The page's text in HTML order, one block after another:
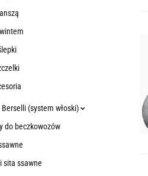
Berselli (system włoski)
do beczkowozów
sita ssawne